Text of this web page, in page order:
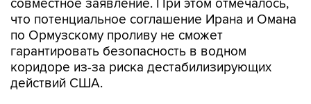
совместное заявление. При этом отмечалось,
что потенциальное соглашение Ирана и Омана
по Ормузскому проливу не сможет
гарантировать безопасность в водном
коридоре из-за риска дестабилизирующих
действий США.